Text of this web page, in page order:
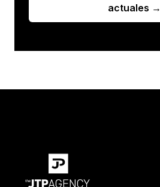
actuales →